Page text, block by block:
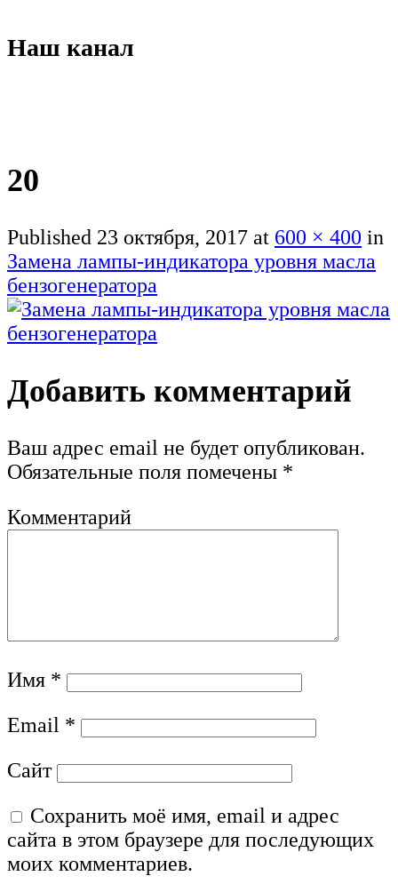
Наш канал
20
Published 23 октября, 2017 at 600 × 400 in
Замена лампы-индикатора уровня масла
бензогенератора
Добавить комментарий
Ваш адрес email не будет опубликован.
Обязательные поля помечены *
Комментарий
Имя *
Email *
Сайт
Сохранить моё имя, email и адрес
сайта в этом браузере для последующих
моих комментариев.